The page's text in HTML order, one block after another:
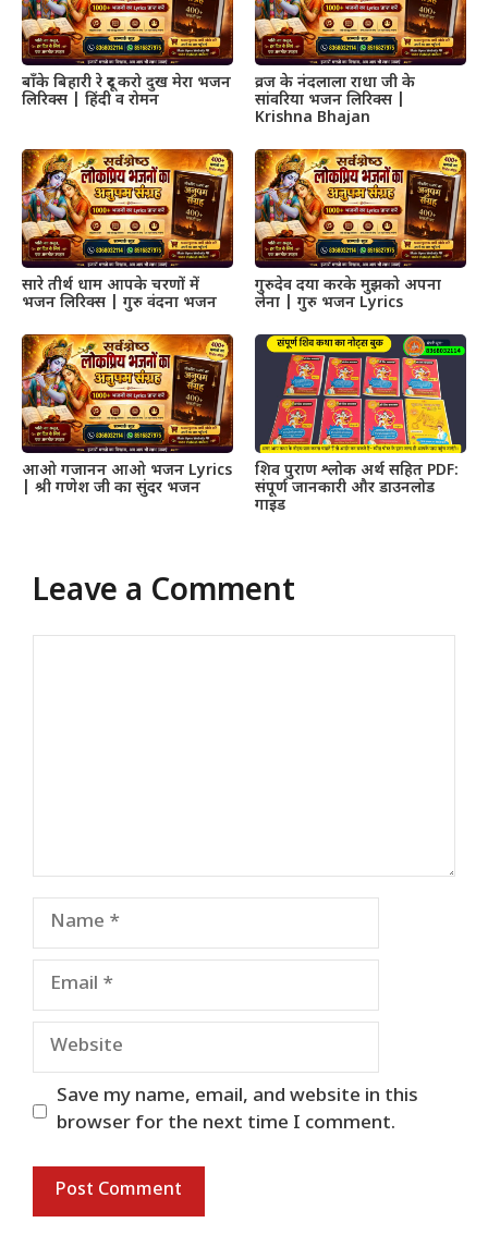
बाँके बिहारी रे दूर करो दुख मेरा भजन
लिरिक्स | हिंदी व रोमन
व्रज के नंदलाला राधा जी के
सांवरिया भजन लिरिक्स |
Krishna Bhajan
सारे तीर्थ धाम आपके चरणों में
भजन लिरिक्स | गुरु वंदना भजन
गुरुदेव दया करके मुझको अपना
लेना | गुरु भजन Lyrics
आओ गजानन आओ भजन Lyrics
| श्री गणेश जी का सुंदर भजन
शिव पुराण श्लोक अर्थ सहित PDF:
संपूर्ण जानकारी और डाउनलोड
गाइड
Leave a Comment
Name
Email
Website
Save my name, email, and website in this
browser for the next time I comment.